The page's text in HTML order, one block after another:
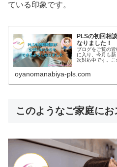
ている印象です。
PLSの初回相
なりました！
ブログをご覧の
に入り、今月も
次対応中です。こ
oyanomanabiya-pls.com
このようなご家庭に